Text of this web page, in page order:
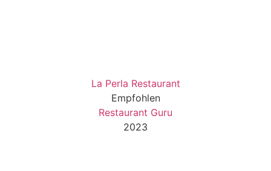
La Perla Restaurant
Empfohlen
Restaurant Guru
2023